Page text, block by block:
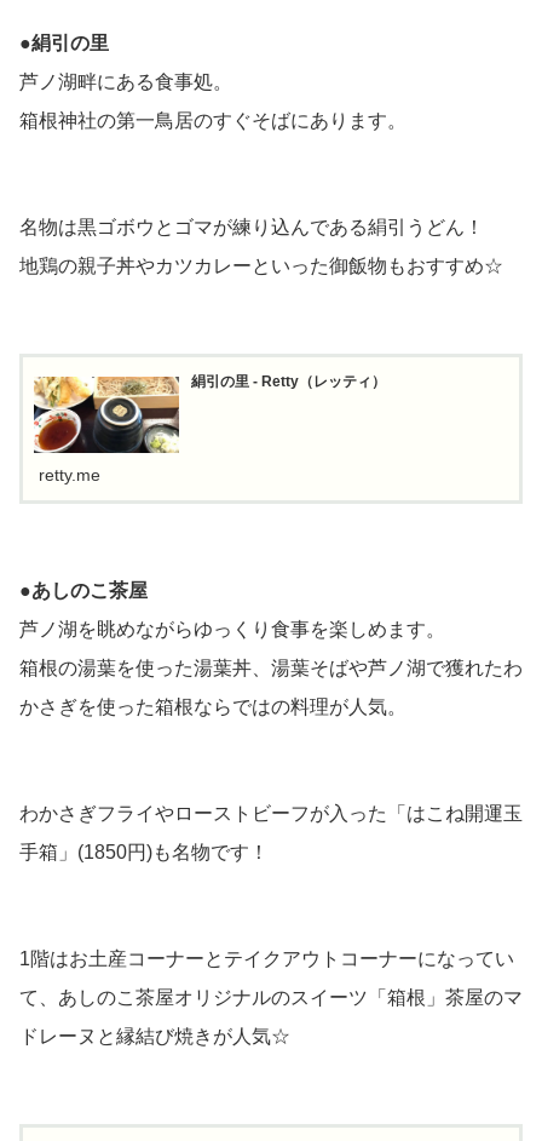
●絹引の里
芦ノ湖畔にある食事処。
箱根神社の第一鳥居のすぐそばにあります。
名物は黒ゴボウとゴマが練り込んである絹引うどん！
地鶏の親子丼やカツカレーといった御飯物もおすすめ☆
絹引の里 - Retty（レッティ）
retty.me
●あしのこ茶屋
芦ノ湖を眺めながらゆっくり食事を楽しめます。
箱根の湯葉を使った湯葉丼、湯葉そばや芦ノ湖で獲れたわ
かさぎを使った箱根ならではの料理が人気。
わかさぎフライやローストビーフが入った「はこね開運玉
手箱」(1850円)も名物です！
1階はお土産コーナーとテイクアウトコーナーになってい
て、あしのこ茶屋オリジナルのスイーツ「箱根」茶屋のマ
ドレーヌと縁結び焼きが人気☆